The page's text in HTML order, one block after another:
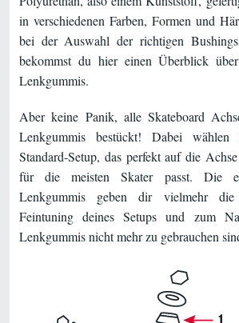
in verschiedenen Farben, Formen und
bei der Auswahl der richtigen
bekommst du hier einen Überblick
Lenkgummis.
Aber keine Panik, alle Skateboard
Lenkgummis bestückt! Dabei
Standard-Setup, das perfekt auf die
für die meisten Skater passt. Die
Lenkgummis geben dir vielmehr
Feintuning deines Setups und zum
Lenkgummis nicht mehr zu gebrauchen